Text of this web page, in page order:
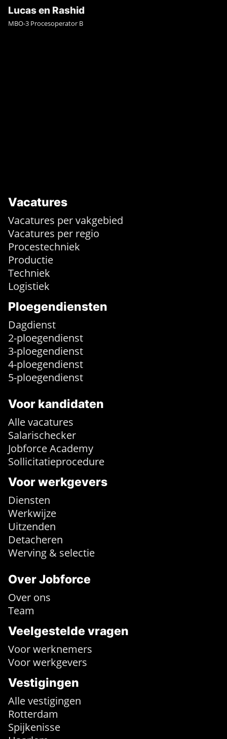
Lucas en Rashid
MBO-3 Procesoperator B
Vacatures
Vacatures per vakgebied
Vacatures per regio
Procestechniek
Productie
Techniek
Logistiek
Ploegendiensten
Dagdienst
2-ploegendienst
3-ploegendienst
4-ploegendienst
5-ploegendienst
Voor kandidaten
Alle vacatures
Salarischecker
Jobforce Academy
Sollicitatieprocedure
Voor werkgevers
Diensten
Werkwijze
Uitzenden
Detacheren
Werving & selectie
Over Jobforce
Over ons
Team
Veelgestelde vragen
Voor werknemers
Voor werkgevers
Vestigingen
Alle vestigingen
Rotterdam
Spijkenisse